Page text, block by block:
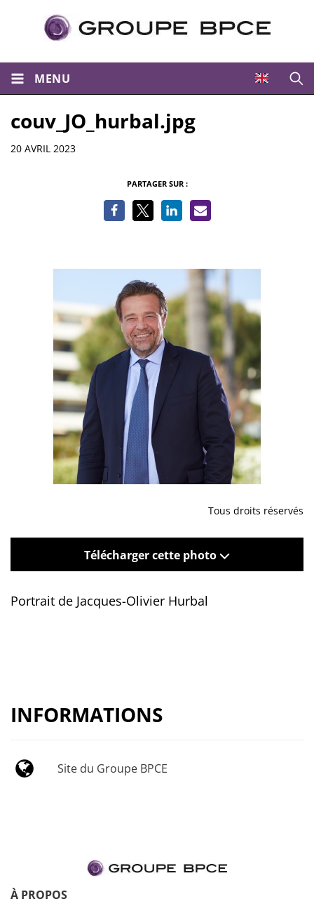
MENU
couv_JO_hurbal.jpg
Informations
20 AVRIL 2023
PARTAGER SUR :
Tous droits réservés
Télécharger cette photo
Portrait de Jacques-Olivier Hurbal
INFORMATIONS
Site du Groupe BPCE
À PROPOS